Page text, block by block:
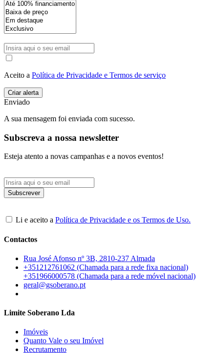
Aceito a Política de Privacidade e Termos de serviço
Enviado
A sua mensagem foi enviada com sucesso.
Subscreva a nossa newsletter
Esteja atento a novas campanhas e a novos eventos!
Li e aceito a Política de Privacidade e os Termos de Uso.
Contactos
Rua José Afonso nº 3B, 2810-237 Almada
+351212761062 (Chamada para a rede fixa nacional)
+351966000578 (Chamada para a rede móvel nacional)
geral@gsoberano.pt
Limite Soberano Lda
Imóveis
Quanto Vale o seu Imóvel
Recrutamento